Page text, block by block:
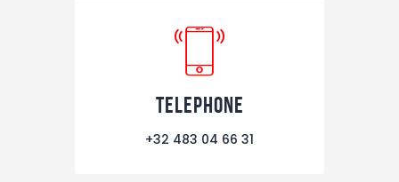
telephone
+32 483 04 66 31